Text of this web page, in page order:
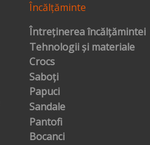
Încălțăminte
Întreținerea încălțămintei
Tehnologii și materiale
Crocs
Saboți
Papuci
Sandale
Pantofi
Bocanci